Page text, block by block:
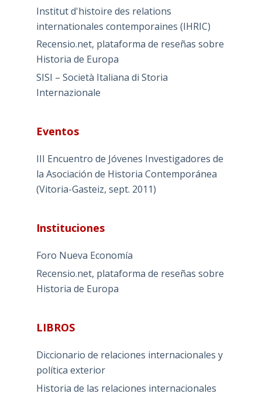
Institut d'histoire des relations
internationales contemporaines (IHRIC)
Recensio.net, plataforma de reseñas sobre
Historia de Europa
SISI – Società Italiana di Storia
Internazionale
Eventos
III Encuentro de Jóvenes Investigadores de
la Asociación de Historia Contemporánea
(Vitoria-Gasteiz, sept. 2011)
Instituciones
Foro Nueva Economía
Recensio.net, plataforma de reseñas sobre
Historia de Europa
LIBROS
Diccionario de relaciones internacionales y
política exterior
Historia de las relaciones internacionales